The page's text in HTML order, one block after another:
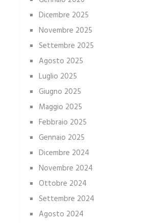
Dicembre 2025
Novembre 2025
Settembre 2025
Agosto 2025
Luglio 2025
Giugno 2025
Maggio 2025
Febbraio 2025
Gennaio 2025
Dicembre 2024
Novembre 2024
Ottobre 2024
Settembre 2024
Agosto 2024